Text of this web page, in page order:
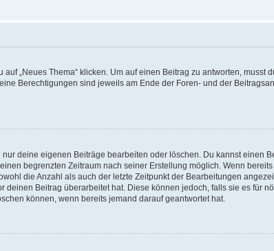
„Neues Thema“ klicken. Um auf einen Beitrag zu antworten, musst
Berechtigungen sind jeweils am Ende der Foren- und der
deine eigenen Beiträge bearbeiten oder löschen. Du kannst einen
begrenzten Zeitraum nach seiner Erstellung möglich. Wenn
die Anzahl als auch der letzte Zeitpunkt der Bearbeitungen
deinen Beitrag überarbeitet hat. Diese können jedoch, falls sie es für
können, wenn bereits jemand darauf geantwortet hat.